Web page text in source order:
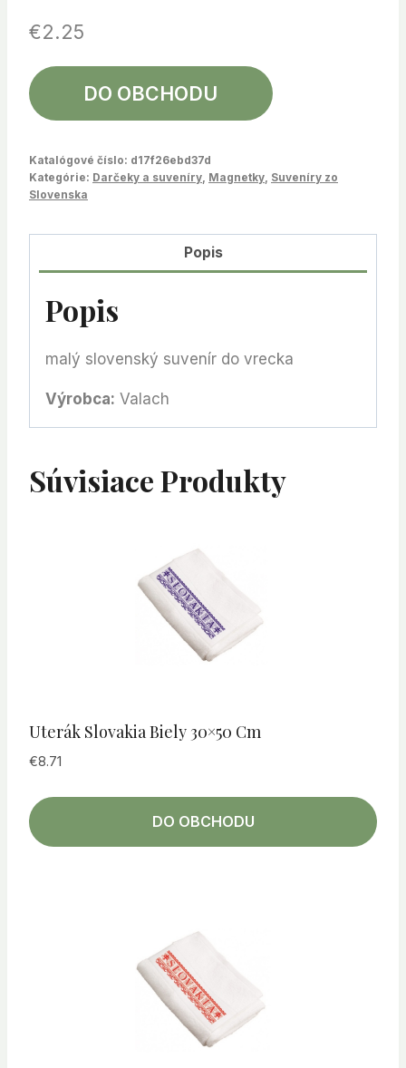
€2.25
DO OBCHODU
Katalógové číslo: d17f26ebd37d
Kategórie: Darčeky a suveníry Magnetky Suveníry zo
Slovenska
Popis
Popis
malý slovenský suvenír do vrecka
Výrobca: Valach
Súvisiace Produkty
Uterák Slovakia Biely 30×50 Cm
€8.71
DO OBCHODU